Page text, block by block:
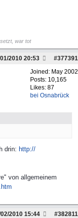
war tot
#377391
2010 20:53
Joined: May 2002
Posts: 10,165
Likes: 87
bei Osnabrück
drin: http://
von allgemeinem
#382811
2010 15:44